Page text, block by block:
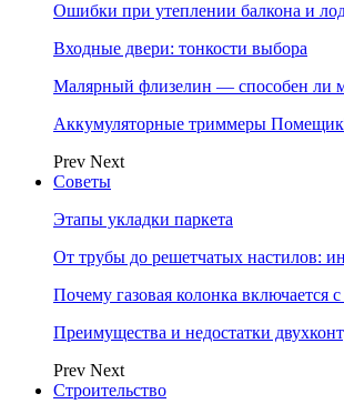
Ошибки при утеплении балкона и
Входные двери: тонкости выбора
Малярный флизелин — способен ли
Аккумуляторные триммеры
Prev Next
Советы
Этапы укладки паркета
От трубы до решетчатых настилов:
Почему газовая колонка
Преимущества и недостатки
Prev Next
Строительство